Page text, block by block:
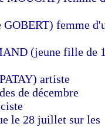
femme
(jeune fille de
artiste
de décembre
le 28 juillet sur les